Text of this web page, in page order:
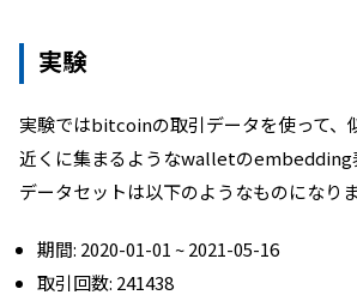
実験
実験ではbitcoinの取引データを使って
近くに集まるようなwalletのembedding
データセットは以下のようなものになりま
期間: 2020-01-01 ~ 2021-05-16
取引回数: 241438